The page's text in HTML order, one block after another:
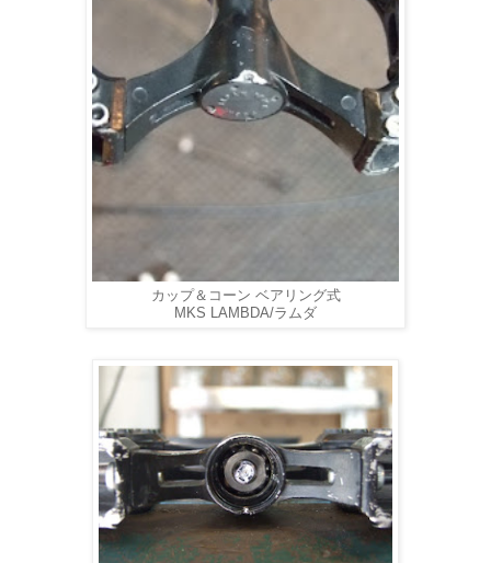
カップ＆コーン ベアリング式
MKS LAMBDA/ラムダ